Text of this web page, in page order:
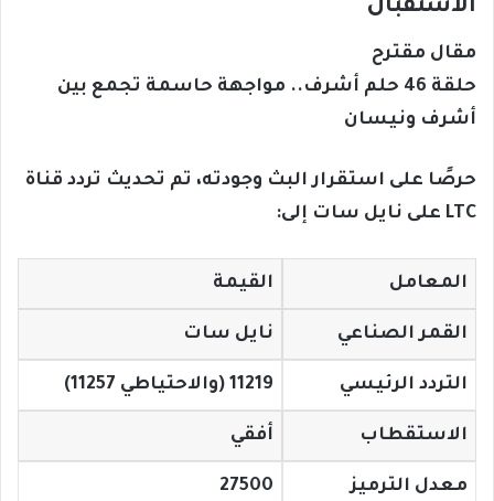
الاستقبال
مقال مقترح
حلقة 46 حلم أشرف.. مواجهة حاسمة تجمع بين
أشرف ونيسان
حرصًا على استقرار البث وجودته، تم تحديث تردد قناة
LTC على نايل سات إلى:
المعامل القيمة
القمر الصناعي نايل سات
التردد الرئيسي 11219 (والاحتياطي 11257)
الاستقطاب أفقي
معدل الترميز 27500